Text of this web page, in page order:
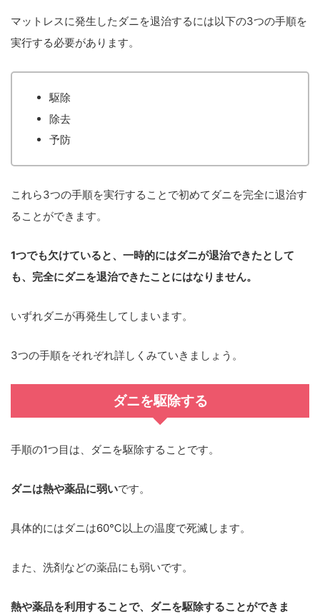
マットレスに発生したダニを退治するには以下の3つの手順を
実行する必要があります。
駆除
除去
予防
これら3つの手順を実行することで初めてダニを完全に退治す
ることができます。
1つでも欠けていると、一時的にはダニが退治できたとして
も、完全にダニを退治できたことにはなりません。
いずれダニが再発生してしまいます。
3つの手順をそれぞれ詳しくみていきましょう。
ダニを駆除する
手順の1つ目は、ダニを駆除することです。
ダニは熱や薬品に弱いです。
具体的にはダニは60℃以上の温度で死滅します。
また、洗剤などの薬品にも弱いです。
熱や薬品を利用することで、ダニを駆除することができま